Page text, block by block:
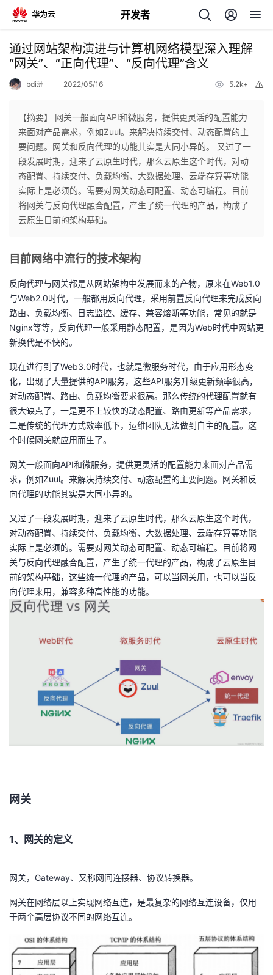
开发者
返
回
个
人
主
我
的
发
者
我
博
客
的
论
坛
我
的
圈
子
我
的
直
播
我
的
活
动
我
的
关
注
我
的
开
发
程
认
的
我
我
的
Programs
我
的
支
声
通过网站架构演进与计算机网络模型深入理解
“网关”、“正向代理”、“反向代理”含义
bdi洲 2022/05/16 5.2k+
【摘要】 网关一般面向API和微服务，提供更灵活的配置能力
来面对产品需求，例如Zuul。来解决持续交付、动态配置的主
要问题。网关和反向代理的功能其实是大同小异的。 又过了一
段发展时期，迎来了云原生时代，那么云原生这个时代，对动
态配置、持续交付、负载均衡、大数据处理、云端存算等功能
实际上是必须的。需要对网关动态可配置、动态可编程。目前
将网关与反向代理融合配置，产生了统一代理的产品，构成了
云原生目前的架构基础。
目前网络中流行的技术架构
反向代理与网关都是从网站架构中发展而来的产物，原来在Web1.0
与Web2.0时代，一般都用反向代理，采用前置反向代理来完成反向
路由、负载均衡、日志监控、缓存、兼容熔断等功能，常见的就是
Nginx等等，反向代理一般采用静态配置，是因为Web时代中网站更
新换代是不快的。
现在进行到了Web3.0时代，也就是微服务时代，由于应用形态变
化，出现了大量提供的API服务，这些API服务升级更新频率很高，
对动态配置、路由、负载均衡要求很高。那么传统的代理配置就有
很大缺点了，一是更不上较快的动态配置、路由更新等产品需求，
二是传统的代理方式效率低下，运维团队无法做到自主的配置。这
个时候网关就应用而生了。
网关一般面向API和微服务，提供更灵活的配置能力来面对产品需
求，例如Zuul。来解决持续交付、动态配置的主要问题。网关和反
向代理的功能其实是大同小异的。
又过了一段发展时期，迎来了云原生时代，那么云原生这个时代，
对动态配置、持续交付、负载均衡、大数据处理、云端存算等功能
实际上是必须的。需要对网关动态可配置、动态可编程。目前将网
关与反向代理融合配置，产生了统一代理的产品，构成了云原生目
前的架构基础，这些统一代理的产品，可以当网关用，也可以当反
向代理来用，兼容多种高性能的功能。
网关
1、网关的定义
网关，Gateway、又称网间连接器、协议转换器。
网关在网络层以上实现网络互连，是最复杂的网络互连设备，仅用
于两个高层协议不同的网络互连。